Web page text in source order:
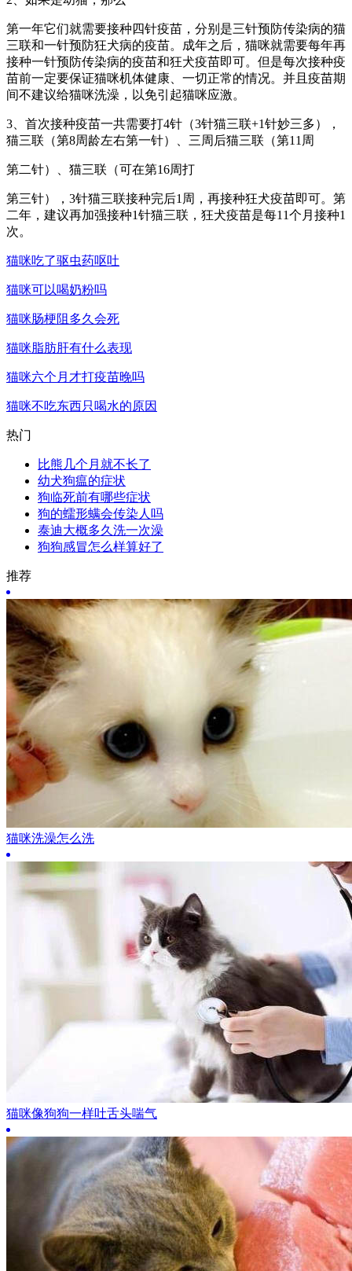
第一年它们就需要接种四针疫苗，分别是三针预防传染病的猫
三联和一针预防狂犬病的疫苗。成年之后，猫咪就需要每年再
接种一针预防传染病的疫苗和狂犬疫苗即可。但是每次接种疫
苗前一定要保证猫咪机体健康、一切正常的情况。并且疫苗期
间不建议给猫咪洗澡，以免引起猫咪应激。
3、首次接种疫苗一共需要打4针（3针猫三联+1针妙三多），
猫三联（第8周龄左右第一针）、三周后猫三联（第11周
第二针）、猫三联（可在第16周打
第三针），3针猫三联接种完后1周，再接种狂犬疫苗即可。第
二年，建议再加强接种1针猫三联，狂犬疫苗是每11个月接种1
次。
猫咪吃了驱虫药呕吐
猫咪可以喝奶粉吗
猫咪肠梗阻多久会死
猫咪脂肪肝有什么表现
猫咪六个月才打疫苗晚吗
猫咪不吃东西只喝水的原因
热门
比熊几个月就不长了
幼犬狗瘟的症状
狗临死前有哪些症状
狗的蠕形螨会传染人吗
泰迪大概多久洗一次澡
狗狗感冒怎么样算好了
推荐
猫咪洗澡怎么洗
猫咪像狗狗一样吐舌头喘气